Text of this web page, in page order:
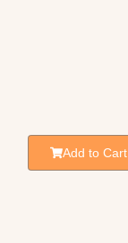
Add to Cart